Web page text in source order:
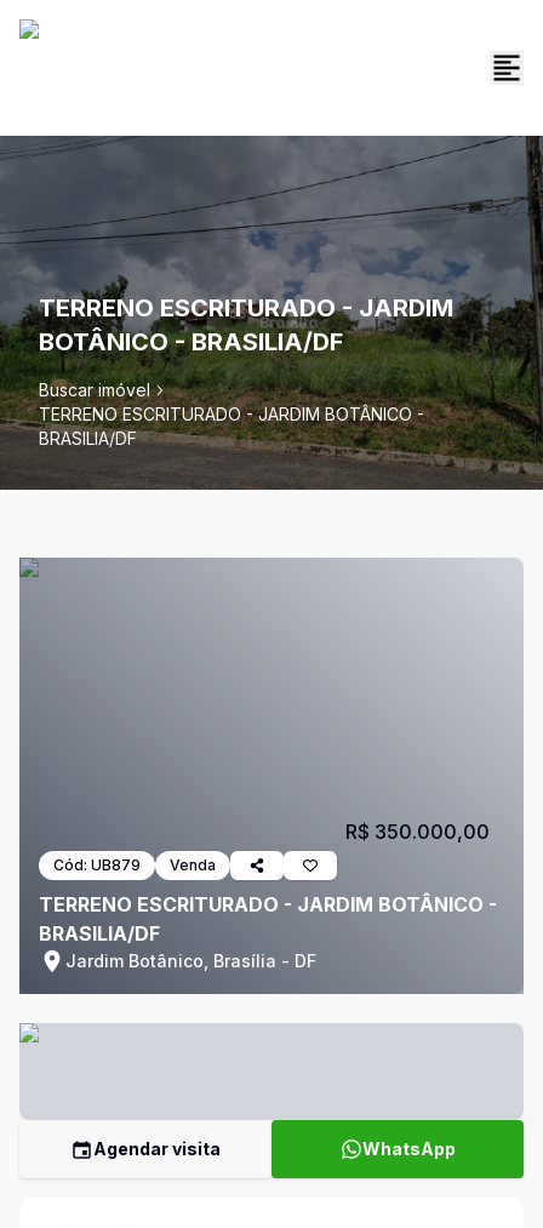
TERRENO ESCRITURADO - JARDIM
BOTÂNICO - BRASILIA/DF
Buscar imóvel
TERRENO ESCRITURADO - JARDIM BOTÂNICO -
BRASILIA/DF
Cód: UB879 Venda
TERRENO ESCRITURADO - JARDIM BOTÂNICO -
BRASILIA/DF
Jardim Botânico, Brasília - DF
R$ 350.000,00
Agendar visita WhatsApp